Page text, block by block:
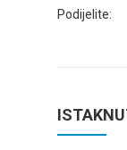
Podijelite: